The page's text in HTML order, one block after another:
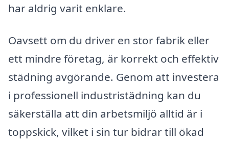
har aldrig varit enklare.
Oavsett om du driver en stor fabrik eller
ett mindre företag, är korrekt och effektiv
städning avgörande. Genom att investera
i professionell industristädning kan du
säkerställa att din arbetsmiljö alltid är i
toppskick, vilket i sin tur bidrar till ökad